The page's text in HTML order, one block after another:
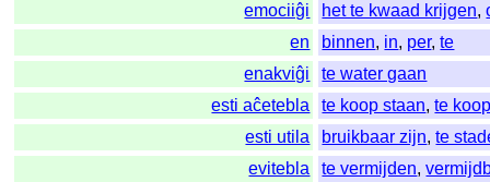
emociiĝi
het te kwaad krijgen,
en
binnen, in, per,te
enakviĝi
te water gaan
esti aĉetebla
te koop staan,te
esti utila
bruikbaar zijn,te
evitebla
te vermijden,